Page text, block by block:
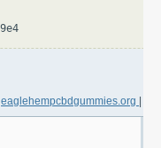
eaglehempcbdgummies.org